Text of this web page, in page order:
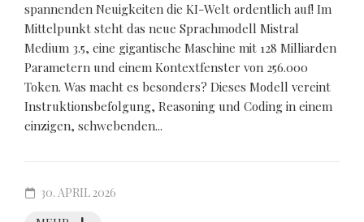
spannenden Neuigkeiten die KI-Welt ordentlich auf! Im
Mittelpunkt steht das neue Sprachmodell Mistral
Medium 3.5, eine gigantische Maschine mit 128 Milliarden
Parametern und einem Kontextfenster von 256.000
Token. Was macht es besonders? Dieses Modell vereint
Instruktionsbefolgung, Reasoning und Coding in einem
einzigen, schwebenden...
30. APRIL 2026